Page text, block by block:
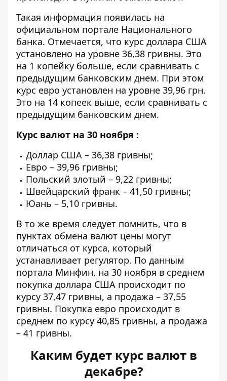
Такая информация появилась на
официальном портале Национального
банка. Отмечается, что курс доллара США
установлено на уровне 36,38 гривны. Это
на 1 копейку больше, если сравнивать с
предыдущим банковским днем. При этом
курс евро установлен на уровне 39,96 грн.
Это на 14 копеек выше, если сравнивать с
предыдущим банковским днем.
Курс валют на 30 ноября :
Доллар США – 36,38 гривны;
Евро – 39,96 гривны;
Польский злотый – 9,22 гривны;
Швейцарский франк – 41,50 гривны;
Юань – 5,10 гривны.
В то же время следует помнить, что в
пунктах обмена валют цены могут
отличаться от курса, который
устанавливает регулятор. По данным
портала Минфин, на 30 ноября в среднем
покупка доллара США происходит по
курсу 37,47 гривны, а продажа – 37,55
гривны. Покупка евро происходит в
среднем по курсу 40,85 гривны, а продажа
– 41 гривны.
Каким будет курс валют в
декабре?